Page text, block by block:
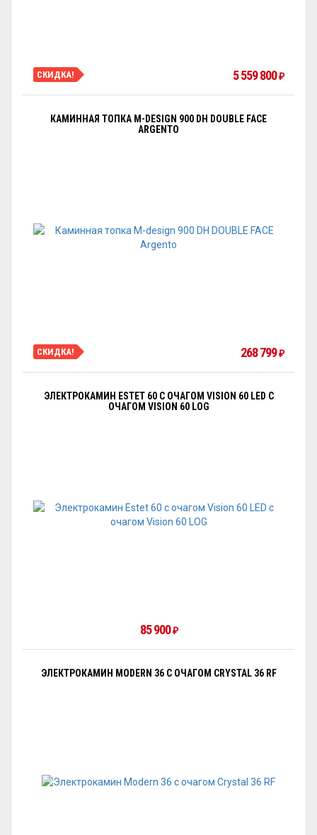
СКИДКА! 5 559 800₽
КАМИННАЯ ТОПКА M-DESIGN 900 DH DOUBLE FACE
ARGENTO
СКИДКА! 268 799₽
ЭЛЕКТРОКАМИН ESTET 60 С ОЧАГОМ VISION 60 LED С
ОЧАГОМ VISION 60 LOG
85 900₽
ЭЛЕКТРОКАМИН MODERN 36 С ОЧАГОМ CRYSTAL 36 RF